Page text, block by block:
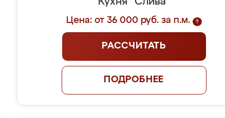
Цена: от 36 000 руб. за п.м. ?
РАССЧИТАТЬ
ПОДРОБНЕЕ